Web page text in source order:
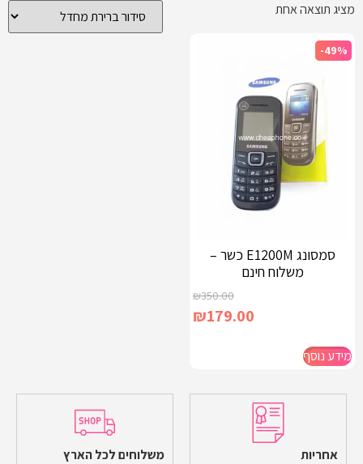
מציג תוצאה אחת
-49%
סמסונג E1200M כשר –
משלוח חינם
₪350.00
₪179.00
מידע נוסף
אחריות
משלוחים לכל הארץ